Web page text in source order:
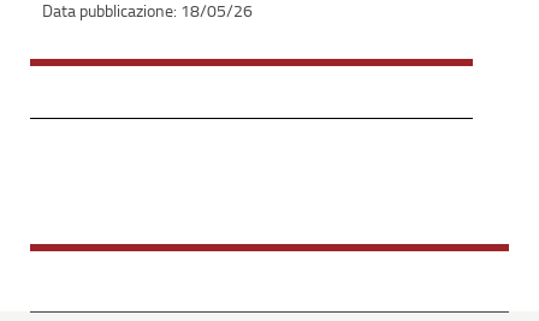
18/05/26